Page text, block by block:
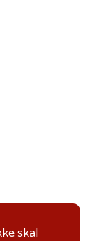
skal